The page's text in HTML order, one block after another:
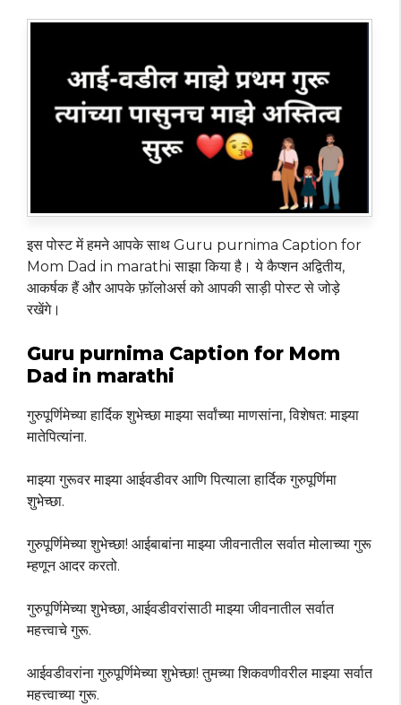
इस पोस्ट में हमने आपके साथ Guru purnima Caption for
Mom Dad in marathi साझा किया है। ये कैप्शन अद्वितीय,
आकर्षक हैं और आपके फ़ॉलोअर्स को आपकी साड़ी पोस्ट से जोड़े
रखेंगे।
Guru purnima Caption for Mom
Dad in marathi
गुरुपूर्णिमेच्या हार्दिक शुभेच्छा माझ्या सर्वांच्या माणसांना, विशेषत: माझ्या
मातेपित्यांना.
माझ्या गुरूवर माझ्या आईवडीवर आणि पित्याला हार्दिक गुरुपूर्णिमा
शुभेच्छा.
गुरुपूर्णिमेच्या शुभेच्छा! आईबाबांना माझ्या जीवनातील सर्वात मोलाच्या गुरू
म्हणून आदर करतो.
गुरुपूर्णिमेच्या शुभेच्छा, आईवडीवरांसाठी माझ्या जीवनातील सर्वात
महत्त्वाचे गुरू.
आईवडीवरांना गुरुपूर्णिमेच्या शुभेच्छा! तुमच्या शिकवणीवरील माझ्या सर्वात
महत्त्वाच्या गुरू.